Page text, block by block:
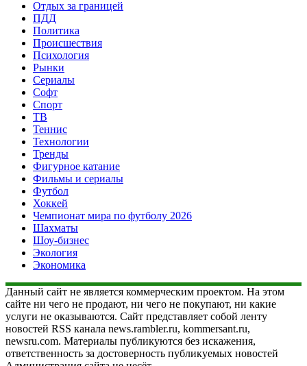
Отдых за границей
ПДД
Политика
Происшествия
Психология
Рынки
Сериалы
Софт
Спорт
ТВ
Теннис
Технологии
Тренды
Фигурное катание
Фильмы и сериалы
Футбол
Хоккей
Чемпионат мира по футболу 2026
Шахматы
Шоу-бизнес
Экология
Экономика
Данный сайт не является коммерческим проектом. На этом
сайте ни чего не продают, ни чего не покупают, ни какие
услуги не оказываются. Сайт представляет собой ленту
новостей RSS канала news.rambler.ru, kommersant.ru,
newsru.com. Материалы публикуются без искажения,
ответственность за достоверность публикуемых новостей